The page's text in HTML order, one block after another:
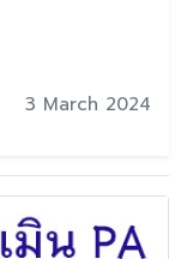
3 March 2024